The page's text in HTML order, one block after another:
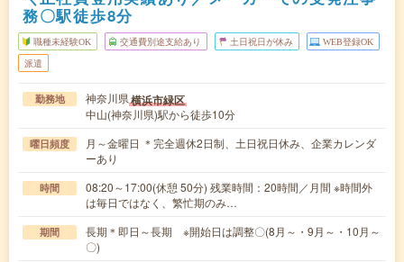
務〇駅徒歩8分
職種未経験OK 交通費別途支給あり 土日祝日が休み WEB登録OK
派遣
勤務地 神奈川県横浜市緑区
中山(神奈川県)駅から徒歩10分
曜日頻度
月～金曜日 ＊完全週休2日制、土日祝日休み、企業カレンダ
ーあり
時間
08:20～17:00(休憩 50分) 残業時間：20時間／月間 ※時間外
は毎日ではなく、繁忙期のみ…
期間
長期＊即日～長期 ※開始日は調整〇(8月～・9月～・10月～
〇)